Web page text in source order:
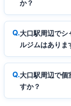
か？
大口駅周辺でシ
ルジムはありま
大口駅周辺で個
すか？